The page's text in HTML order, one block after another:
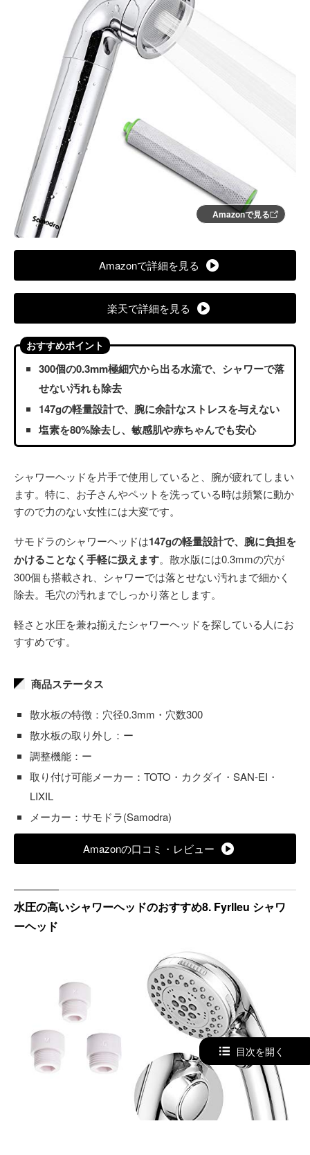
Amazonで見る
Amazonで詳細を見る
楽天で詳細を見る
おすすめポイント
300個の0.3mm極細穴から出る水流で、シャワーで落
せない汚れも除去
147gの軽量設計で、腕に余計なストレスを与えない
塩素を80%除去し、敏感肌や赤ちゃんでも安心
シャワーヘッドを片手で使用していると、腕が疲れてしまい
ます。特に、お子さんやペットを洗っている時は頻繁に動か
すので力のない女性には大変です。
サモドラのシャワーヘッドは147gの軽量設計で、腕に負担を
かけることなく手軽に扱えます。散水版には0.3mmの穴が
300個も搭載され、シャワーでは落とせない汚れまで細かく
除去。毛穴の汚れまでしっかり落とします。
軽さと水圧を兼ね揃えたシャワーヘッドを探している人にお
すすめです。
商品ステータス
散水板の特徴：穴径0.3mm・穴数300
散水板の取り外し：ー
調整機能：ー
取り付け可能メーカー：TOTO・カクダイ・SAN-EI・
LIXIL
メーカー：サモドラ(Samodra)
Amazonの口コミ・レビュー
水圧の高いシャワーヘッドのおすすめ8. Fyrlleu シャワ
ーヘッド
目次を開く